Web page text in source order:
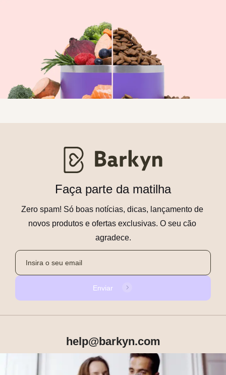
Faça parte da matilha
Zero spam! Só boas notícias, dicas, lançamento de
novos produtos e ofertas exclusivas. O seu cão
agradece.
Enviar
help@barkyn.com